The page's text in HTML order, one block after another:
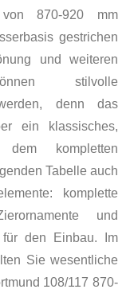
von 870-920 mm
gestrichen
und weiteren
stilvolle
denn das
ein klassisches,
dem kompletten
Tabelle auch
komplette
und
für den Einbau. Im
Sie wesentliche
108/117 870-